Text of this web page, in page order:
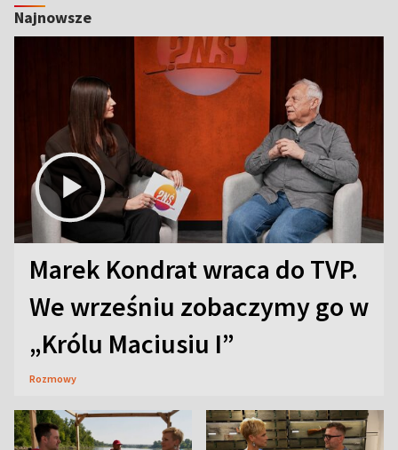
Najnowsze
Marek Kondrat wraca do TVP.
We wrześniu zobaczymy go w
„Królu Maciusiu I”
Rozmowy